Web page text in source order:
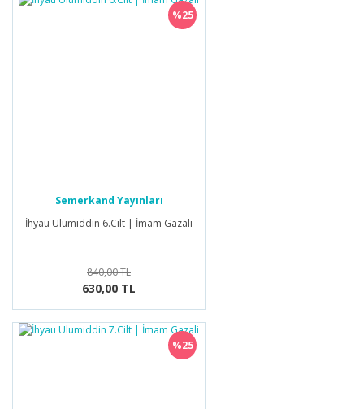
%25
Semerkand Yayınları
İhyau Ulumiddin 6.Cilt | İmam Gazali
840,00 TL
630,00 TL
%25